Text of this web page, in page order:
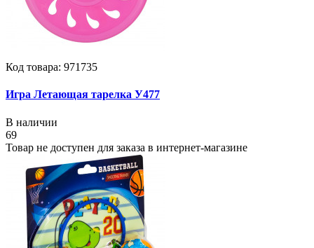
Код товара: 971735
Игра Летающая тарелка У477
В наличии
69
Товар не доступен для заказа в интернет-магазине